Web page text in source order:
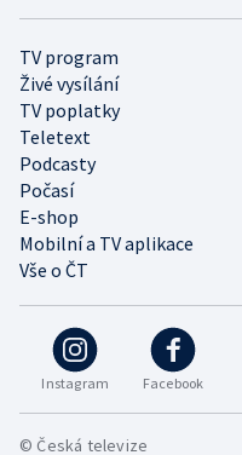
Instagram Facebook
TV program
Živé vysílání
TV poplatky
Teletext
Podcasty
Počasí
E-shop
Mobilní a TV aplikace
Vše o ČT
© Česká televize